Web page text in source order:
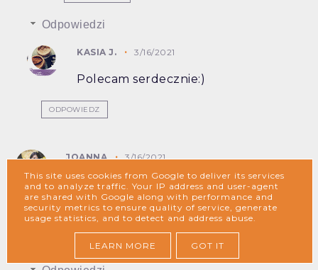
Odpowiedzi
KASIA J. 3/16/2021
Polecam serdecznie:)
ODPOWIEDZ
JOANNA 3/16/2021
Super, że nie ma efektu tłustych
włosów bo zawsze się go obawiam przy
olejkach
This site uses cookies from Google to deliver its services
and to analyze traffic. Your IP address and user-agent
are shared with Google along with performance and
security metrics to ensure quality of service, generate
usage statistics, and to detect and address abuse.
LEARN MORE GOT IT